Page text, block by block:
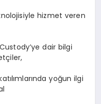
hizmet veren
dair bilgi
yoğun ilgi